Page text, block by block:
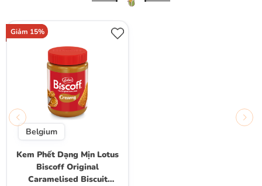
Giảm 15%
Belgium
Kem Phết Dạng Mịn Lotus
Biscoff Original
Caramelised Biscuit